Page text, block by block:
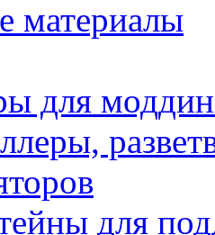
материалы
для
для